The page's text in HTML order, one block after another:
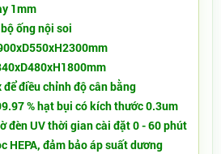
1mm
ống nội soi
điều chỉnh độ cân bằng
% hạt bụi có kích thước 0.3um
đèn UV thời gian cài đặt 0 - 60 phút
HEPA, đảm bảo áp suất dương